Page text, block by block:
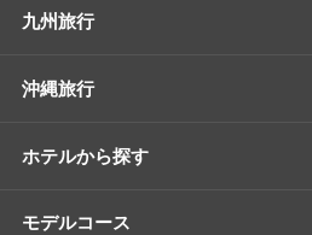
九州旅行
沖縄旅行
ホテルから探す
モデルコース